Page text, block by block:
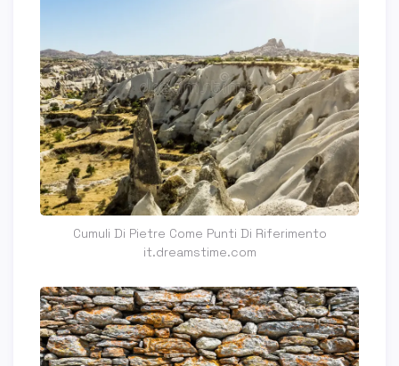
Cumuli Di Pietre Come Punti Di Riferimento
it.dreamstime.com